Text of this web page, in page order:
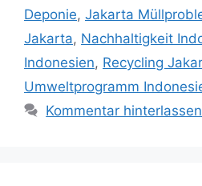
Deponie, Jakarta
Jakarta, Nachhaltigkeit
Indonesien, Recycling
Umweltprogramm
Kommentar hinterlassen